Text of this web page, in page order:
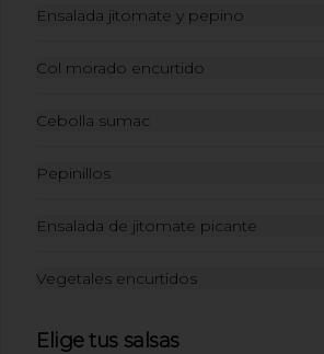
Coca-Cola
Ensalada jitomate y pepino
Col morado encurtido
Cebolla sumac
Pepinillos
Ensalada de jitomate picante
Vegetales encurtidos
Elige tus salsas